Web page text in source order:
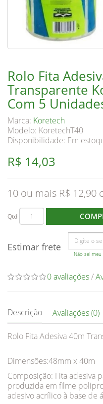
Rolo Fita
Transparente
Com 5
Marca: Koretech
Modelo: KoretechT40
Disponibilidade: Em
R$ 14,03
10 ou mais R$ 12,90
Qtd
Estimar frete
Não sei meu
0 avaliações/
Descrição Avaliações (0)
Rolo Fita Adesiva 40m
Dimensões:48mm x 40m
Composição: Fita adesiva
produzida em filme
adesivo acrílico à base de